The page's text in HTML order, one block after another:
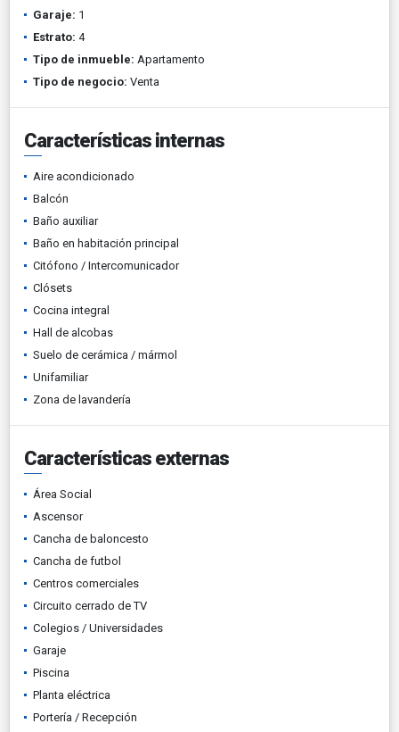
Garaje: 1
Estrato: 4
Tipo de inmueble: Apartamento
Tipo de negocio: Venta
Características internas
Aire acondicionado
Balcón
Baño auxiliar
Baño en habitación principal
Citófono / Intercomunicador
Clósets
Cocina integral
Hall de alcobas
Suelo de cerámica / mármol
Unifamiliar
Zona de lavandería
Características externas
Área Social
Ascensor
Cancha de baloncesto
Cancha de futbol
Centros comerciales
Circuito cerrado de TV
Colegios / Universidades
Garaje
Piscina
Planta eléctrica
Portería / Recepción